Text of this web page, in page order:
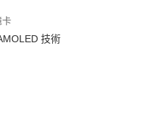
卡
技術